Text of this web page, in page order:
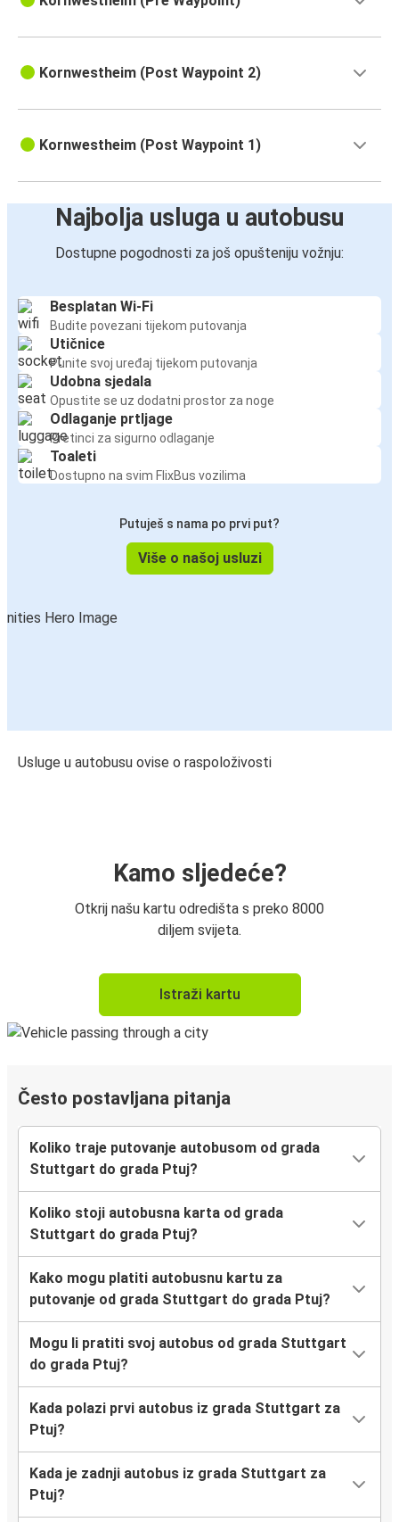
Kornwestheim (Post Waypoint 2)
Kornwestheim (Post Waypoint 1)
Najbolja usluga u autobusu
Dostupne pogodnosti za još opušteniju vožnju:
Besplatan Wi-Fi
Budite povezani tijekom putovanja
Utičnice
Punite svoj uređaj tijekom putovanja
Udobna sjedala
Opustite se uz dodatni prostor za noge
Odlaganje prtljage
Pretinci za sigurno odlaganje
Toaleti
Dostupno na svim FlixBus vozilima
Putuješ s nama po prvi put?
Više o našoj usluzi
Usluge u autobusu ovise o raspoloživosti
Kamo sljedeće?
Otkrij našu kartu odredišta s preko 8000
diljem svijeta.
Istraži kartu
Često postavljana pitanja
Koliko traje putovanje autobusom od grada
Stuttgart do grada Ptuj?
Koliko stoji autobusna karta od grada
Stuttgart do grada Ptuj?
Kako mogu platiti autobusnu kartu za
putovanje od grada Stuttgart do grada Ptuj?
Mogu li pratiti svoj autobus od grada Stuttgart
do grada Ptuj?
Kada polazi prvi autobus iz grada Stuttgart za
Ptuj?
Kada je zadnji autobus iz grada Stuttgart za
Ptuj?